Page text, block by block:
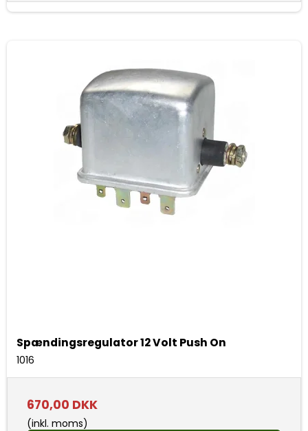
Spændingsregulator 12 Volt Push On
1016
670,00 DKK
(inkl. moms)